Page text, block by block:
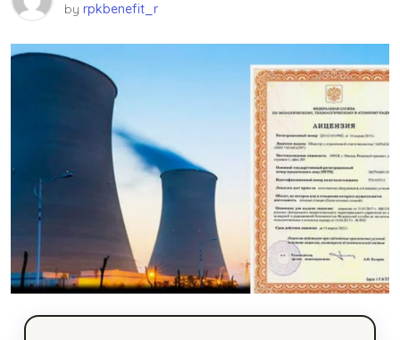
by rpkbenefit_r